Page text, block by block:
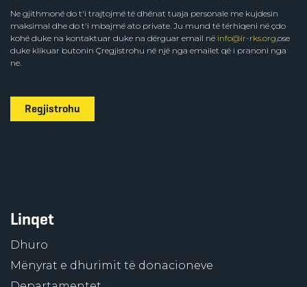
Ne gjithmonë do t'i trajtojmë të dhënat tuaja personale me kujdesin
maksimal dhe do t'i mbajmë ato private. Ju mund të tërhiqeni në çdo
kohë duke na kontaktuar duke na dërguar email në info@ir-rks.org,ose
duke klikuar butonin Çregjistrohu në një nga emailet që i pranoni nga
ne.
Regjistrohu
Linqet
Dhuro
Mënyrat e dhurimit të donacioneve